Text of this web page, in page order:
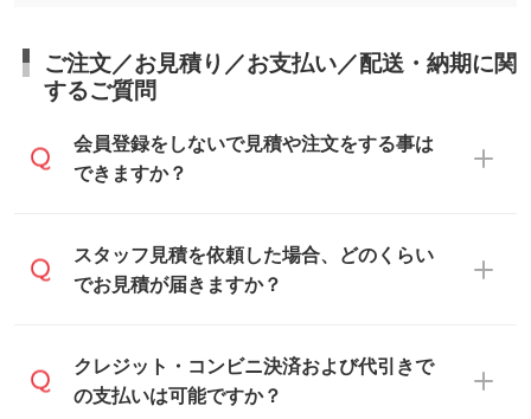
ご注文／お見積り／お支払い／配送・納期に関
するご質問
会員登録をしないで見積や注文をする事は
できますか？
可能です。見積・注文フォームにて『ゲス
トのまま進む』ボタンからお進みのうえ、
スタッフ見積を依頼した場合、どのくらい
でお見積が届きますか？
通常、翌営業日までにお送りしておりま
す。混雑状況によっては、お時間をいただ
クレジット・コンビニ決済および代引きで
の支払いは可能ですか？